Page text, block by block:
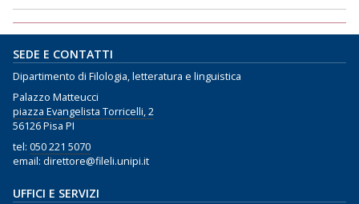
SEDE E CONTATTI
Dipartimento di Filologia, letteratura e linguistica
Palazzo Matteucci
piazza Evangelista Torricelli, 2
56126 Pisa PI
tel: 050 221 5070
email: direttore@fileli.unipi.it
UFFICI E SERVIZI